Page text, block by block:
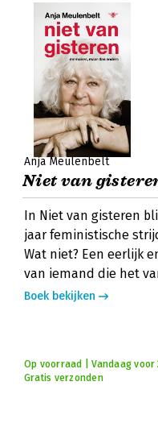
Anja Meulenbelt
Niet van
In Niet van gisteren
jaar feministische
Wat niet? Een eerlijk
van iemand die het
Boek bekijken
Op voorraad | Vandaag voor
Gratis verzonden